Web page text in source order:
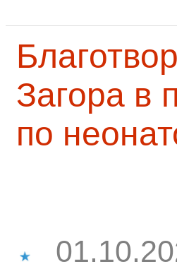
Загора в
по